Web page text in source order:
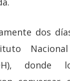
dos
donde